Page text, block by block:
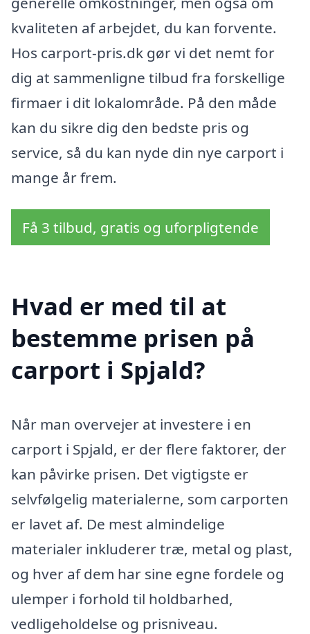
kvaliteten af arbejdet, du kan forvente.
Hos carport-pris.dk gør vi det nemt for
dig at sammenligne tilbud fra forskellige
firmaer i dit lokalområde. På den måde
kan du sikre dig den bedste pris og
service, så du kan nyde din nye carport i
mange år frem.
Få 3 tilbud, gratis og uforpligtende
Hvad er med til at
bestemme prisen på
carport i Spjald?
Når man overvejer at investere i en
carport i Spjald, er der flere faktorer, der
kan påvirke prisen. Det vigtigste er
selvfølgelig materialerne, som carporten
er lavet af. De mest almindelige
materialer inkluderer træ, metal og plast,
og hver af dem har sine egne fordele og
ulemper i forhold til holdbarhed,
vedligeholdelse og prisniveau.